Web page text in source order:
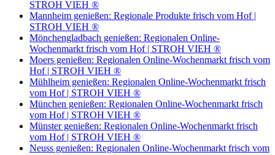
STROH VIEH ®
Mannheim genießen: Regionale Produkte frisch vom Hof |
STROH VIEH ®
Mönchengladbach genießen: Regionalen Online-
Wochenmarkt frisch vom Hof | STROH VIEH ®
Moers genießen: Regionalen Online-Wochenmarkt frisch vom
Hof | STROH VIEH ®
Mühlheim genießen: Regionalen Online-Wochenmarkt frisch
vom Hof | STROH VIEH ®
München genießen: Regionalen Online-Wochenmarkt frisch
vom Hof | STROH VIEH ®
Münster genießen: Regionalen Online-Wochenmarkt frisch
vom Hof | STROH VIEH ®
Neuss genießen: Regionalen Online-Wochenmarkt frisch vom